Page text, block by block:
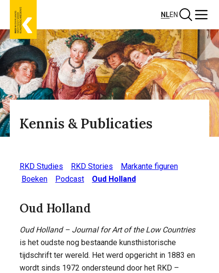
Overslaan
naar
de
inhoud
gaan
NLEN ZoekenMenu
Kennis & Publicaties
RKD Studies RKD Stories
Markante figuren
Boeken
Podcast Oud Holland
Oud Holland
Oud Holland – Journal for Art of the Low Countries
is het oudste nog bestaande kunsthistorische
tijdschrift ter wereld. Het werd opgericht in 1883 en
wordt sinds 1972 ondersteund door het RKD –